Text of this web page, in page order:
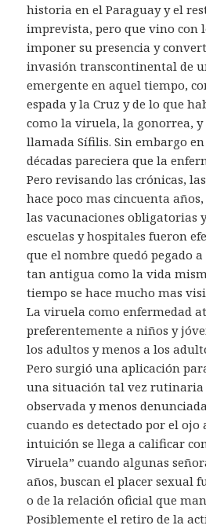
historia en el Paraguay y el
imprevista, pero que vino con
imponer su presencia y
invasión transcontinental de
emergente en aquel tiempo,
espada y la Cruz y de lo que
como la viruela, la gonorrea, y
llamada Sífilis. Sin embargo
décadas pareciera que la
Pero revisando las crónicas,
hace poco mas cincuenta
las vacunaciones obligatorias
escuelas y hospitales fueron
que el nombre quedó pegado
tan antigua como la vida
tiempo se hace mucho mas
La viruela como enfermedad
preferentemente a niños y
los adultos y menos a los
Pero surgió una aplicación
una situación tal vez rutinaria
observada y menos
cuando es detectado por el
intuición se llega a calificar
Viruela” cuando algunas
años, buscan el placer sexual
o de la relación oficial que
Posiblemente el retiro de la